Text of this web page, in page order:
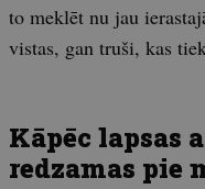
to meklēt nu jau
vistas, gan truši, kas
Kāpēc lapsas
redzamas pie